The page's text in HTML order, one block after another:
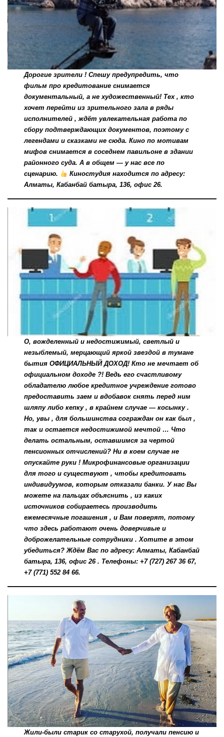
Дорогие зрители ! Спешу предупредить, что
фильм про кредитование снимается
документальный, а не художественный! Тех , кто
хочет перейти из зрительного зала в ряды
исполнителей , ждёт увлекательная работа по
сбору подтверждающих документов, поэтому с
легендами и сказками не сюда. Кино по мотивам
мифов снимается в соседнем павильоне в здании
районного суда. А в общем — у нас все по
сценарию.
Киностудия находится по адресу:
Алматы, Кабанбай батыра, 136, офис 26.
О, вожделенный и недостижимый, светлый и
незыблемый, мерцающий яркой звездой в тумане
бытия ОФИЦИАЛЬНЫЙ ДОХОД! Кто не мечтает об
официальном доходе ?! Ведь его счастливому
обладателю любое кредитное учреждение готово
предоставить заем и вдобавок снять перед ним
шляпу либо кепку , в крайнем случае — косынку .
Но, увы , для большинства сограждан он как был ,
так и остается недостижимой мечтой … Что
делать остальным, оставшимся за чертой
пенсионных отчислений? Ни в коем случае не
опускайте руки ! Микрофинансовые организации
для того и существуют , чтобы кредитовать
индивидуумов, которым отказали банки. У нас Вы
можете на пальцах объяснить , из каких
источников собираетесь производить
ежемесячные погашения , и Вам поверят, потому
что здесь работают очень доверчивые и
доброжелательные сотрудники . Хотите в этом
убедиться? Ждём Вас по адресу: Алматы, Кабанбай
батыра, 136, офис 26 . Телефоны: +7 (727) 267 36 67,
+7 (771) 552 84 66.
Жили-были старик со старухой, получали пенсию и